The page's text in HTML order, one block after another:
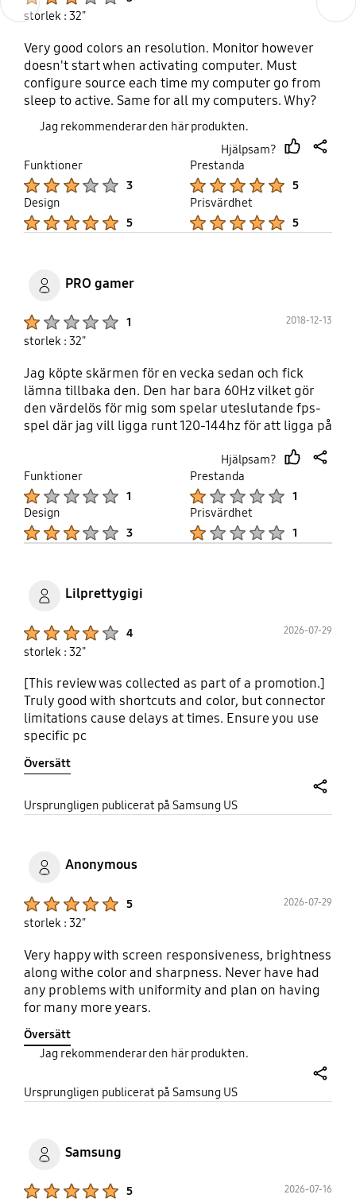
storlek : 32"
Very good colors an resolution. Monitor however
doesn't start when activating computer. Must
configure source each time my computer go from
sleep to active. Same for all my computers. Why?
Jag rekommenderar den här produkten.
Hjälpsam?
up
Funktioner
3
Prestanda
5
Design
5
Prisvärdhet
5
PRO gamer
1 2018-12-13
storlek : 32"
Jag köpte skärmen för en vecka sedan och fick
lämna tillbaka den. Den har bara 60Hz vilket gör
den värdelös för mig som spelar uteslutande fps-
spel där jag vill ligga runt 120-144hz för att ligga på
Hjälpsam?
up
Funktioner
1
Prestanda
1
Design
3
Prisvärdhet
1
Lilprettygigi
4 2026-07-29
storlek : 32"
[This review was collected as part of a promotion.]
Truly good with shortcuts and color, but connector
limitations cause delays at times. Ensure you use
specific pc
Översätt
Ursprungligen publicerat på Samsung US
Anonymous
5 2026-07-29
storlek : 32"
Very happy with screen responsiveness, brightness
along withe color and sharpness. Never have had
any problems with uniformity and plan on having
for many more years.
Översätt
Jag rekommenderar den här produkten.
Ursprungligen publicerat på Samsung US
Samsung
5 2026-07-16